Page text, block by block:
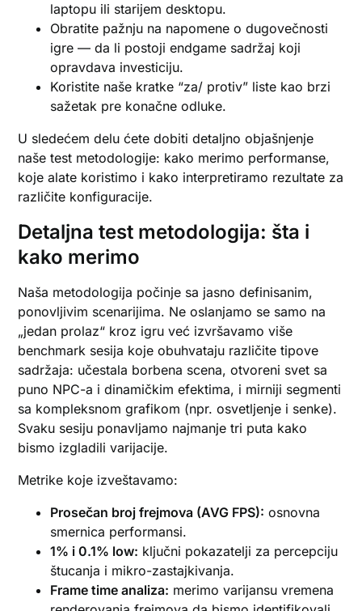
laptopu ili starijem desktopu.
Obratite pažnju na napomene o dugovečnosti
igre — da li postoji endgame sadržaj koji
opravdava investiciju.
Koristite naše kratke “za/ protiv” liste kao brzi
sažetak pre konačne odluke.
U sledećem delu ćete dobiti detaljno objašnjenje
naše test metodologije: kako merimo performanse,
koje alate koristimo i kako interpretiramo rezultate za
različite konfiguracije.
Detaljna test metodologija: šta i
kako merimo
Naša metodologija počinje sa jasno definisanim,
ponovljivim scenarijima. Ne oslanjamo se samo na
„jedan prolaz“ kroz igru već izvršavamo više
benchmark sesija koje obuhvataju različite tipove
sadržaja: učestala borbena scena, otvoreni svet sa
puno NPC-a i dinamičkim efektima, i mirniji segmenti
sa kompleksnom grafikom (npr. osvetljenje i senke).
Svaku sesiju ponavljamo najmanje tri puta kako
bismo izgladili varijacije.
Metrike koje izveštavamo:
Prosečan broj frejmova (AVG FPS): osnovna
smernica performansi.
1% i 0.1% low: ključni pokazatelji za percepciju
štucanja i mikro-zastajkivanja.
Frame time analiza: merimo varijansu vremena